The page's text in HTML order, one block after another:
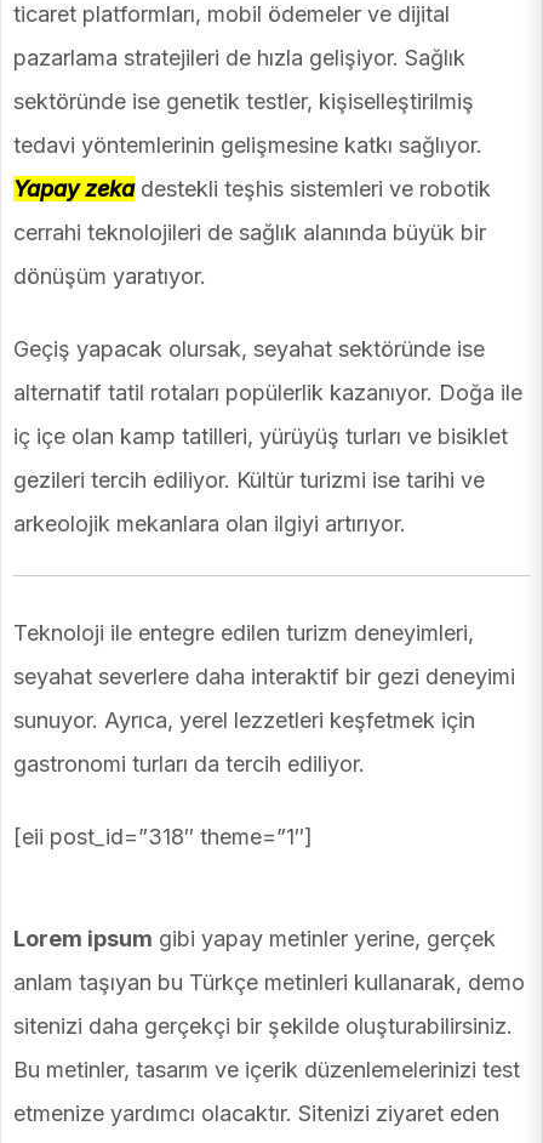
ticaret platformları, mobil ödemeler ve dijital
pazarlama stratejileri de hızla gelişiyor. Sağlık
sektöründe ise genetik testler, kişiselleştirilmiş
tedavi yöntemlerinin gelişmesine katkı sağlıyor.
Yapay zekadestekli teşhis sistemleri ve robotik
cerrahi teknolojileri de sağlık alanında büyük bir
dönüşüm yaratıyor.
Geçiş yapacak olursak, seyahat sektöründe ise
alternatif tatil rotaları popülerlik kazanıyor. Doğa ile
iç içe olan kamp tatilleri, yürüyüş turları ve bisiklet
gezileri tercih ediliyor. Kültür turizmi ise tarihi ve
arkeolojik mekanlara olan ilgiyi artırıyor.
Teknoloji ile entegre edilen turizm deneyimleri,
seyahat severlere daha interaktif bir gezi deneyimi
sunuyor. Ayrıca, yerel lezzetleri keşfetmek için
gastronomi turları da tercih ediliyor.
[eii post_id=”318″ theme=”1″]
Lorem ipsum gibi yapay metinler yerine, gerçek
anlam taşıyan bu Türkçe metinleri kullanarak, demo
sitenizi daha gerçekçi bir şekilde oluşturabilirsiniz.
Bu metinler, tasarım ve içerik düzenlemelerinizi test
etmenize yardımcı olacaktır. Sitenizi ziyaret eden